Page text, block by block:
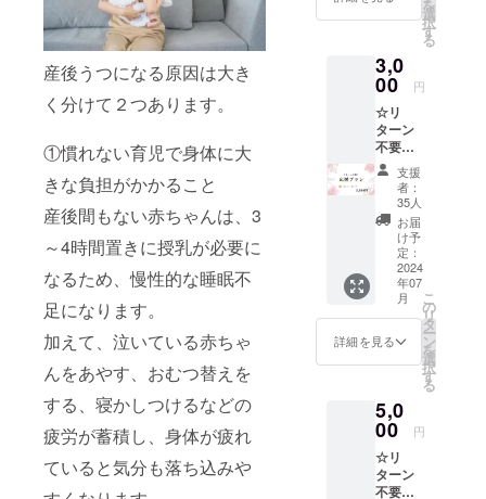
産後うつになる原因は大き
く分けて２つあります。
①慣れない育児で身体に大
きな負担がかかること
産後間もない赤ちゃんは、3
～4時間置きに授乳が必要に
なるため、慢性的な睡眠不
足になります。
加えて、泣いている赤ちゃ
んをあやす、おむつ替えを
する、寝かしつけるなどの
疲労が蓄積し、身体が疲れ
ていると気分も落ち込みや
さい
）
エスト
Ｈ:ヒッ
プ) 国内
縫製 ●
新月
ショー
ツ＜Lサ
イズ＞
＋お礼
のメー
ル ●
メール
アドレ
ス・お
届け先
載くだ
さい
トレー
ドオー
クコッ
トン
100%
ゴム
（直接
肌に触
れませ
ん） サ
イズ：
LL（Ｗ
77～
Ｈ102～
110cm
(Ｗ:ウ
エスト
Ｈ:ヒッ
プ) 国内
縫製 ●
リング
してあ
りま
す。 編
み方に
工夫を
凝ら
し、細
身の方
から臨
月の妊
婦さん
までお
使いい
ただけ
ます。
冷え対
のはも
ちろ
乳時に
もお腹
所は別
途メー
決めさ
せてい
ただき
ます。
※広島県
内が対
象、交
通費の
負担は
ご支援
者様に
別途ご
請求さ
せてい
ただき
ます。
有効期
写真撮
影 ●
メール
アドレ
スをご
を
選
択
す
る
3,0
00 円
☆リ
ターン
不要！
応援プ
ラン
3,000円
コース
＋お礼
のメー
いに共
感して
応援だ
けした
い」そ
んな方
プラン
です。
お礼の
メール
をお送
りしま
支援
者：
35人
お届
け予
定：
2024
年07
月
詳細を見る
こ
の
リ
タ
ー
ン
を
選
択
す
る
5,0
00 円
☆リ
ターン
不要！